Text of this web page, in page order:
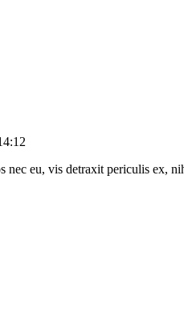
nec eu, vis detraxit periculis ex,